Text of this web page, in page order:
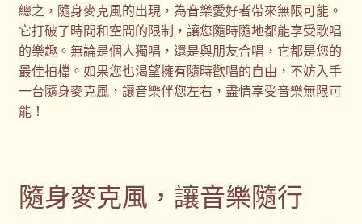
購物車
贈品
隱私權條款
總之，隨身麥克風的出現，為音樂愛好者帶來無限可能。
它打破了時間和空間的限制，讓您隨時隨地都能享受歌唱
的樂趣。無論是個人獨唱，還是與朋友合唱，它都是您的
最佳拍檔。如果您也渴望擁有隨時歡唱的自由，不妨入手
一台隨身麥克風，讓音樂伴您左右，盡情享受音樂無限可
能！
隨身麥克風，讓音樂隨行